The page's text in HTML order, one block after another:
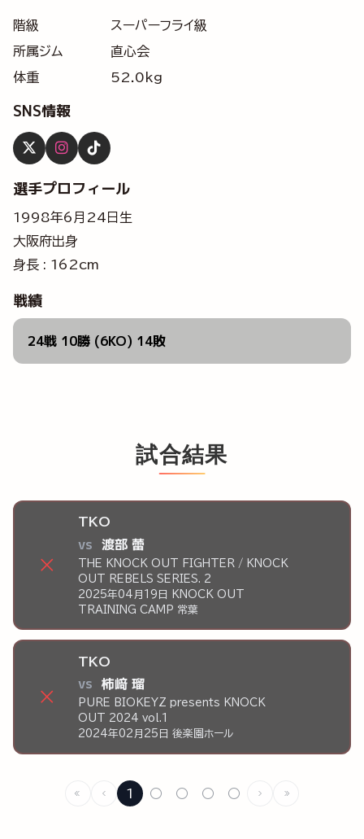
階級
スーパーフライ級
所属ジム
直心会
体重
52.0kg
SNS情報
選手プロフィール
1998年6月24日生
大阪府出身
身長 : 162cm
戦績
24戦 10勝 (6KO) 14敗
試合結果
×
TKO
vs 渡部 蕾
THE KNOCK OUT FIGHTER / KNOCK
OUT REBELS SERIES. 2
2025年04月19日 KNOCK OUT
TRAINING CAMP 常葉
×
TKO
vs 柿﨑 瑠
PURE BIOKEYZ presents KNOCK
OUT 2024 vol.1
2024年02月25日 後楽園ホール
1 ○ ○ ○ ○